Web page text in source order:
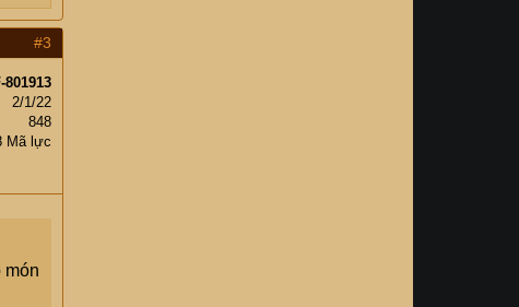
#3
801913
2/1/22
848
Mã lực
món